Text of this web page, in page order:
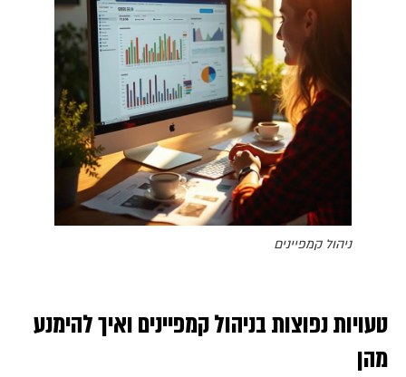
ניהול קמפיינים
טעויות נפוצות בניהול קמפיינים ואיך להימנע
מהן